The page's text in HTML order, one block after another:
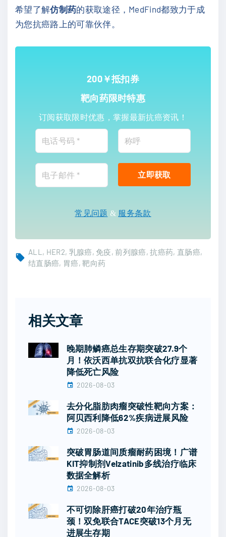
希望了解仿制药的获取途径，MedFind都致力于成
为您抗癌路上的可靠伙伴。
200￥抵扣券
靶向药限时特惠
订阅获取限时优惠，掌握最新抗癌资讯！
常见问题 & 服务条款
ALL HER2 乳腺癌 免疫 前列腺癌 抗癌药 直肠癌
结直肠癌
胃癌 靶向药
相关文章
晚期肺鳞癌总生存期突破27.9个
月！依沃西单抗双抗联合化疗显著
降低死亡风险
2026-08-03
去分化脂肪肉瘤突破性靶向方案：
阿贝西利降低62%疾病进展风险
2026-08-03
突破胃肠道间质瘤耐药困境！广谱
KIT抑制剂Velzatinib多线治疗临床
数据全解析
2026-08-03
不可切除肝癌打破20年治疗瓶
颈！双免联合TACE突破13个月无
进展生存期